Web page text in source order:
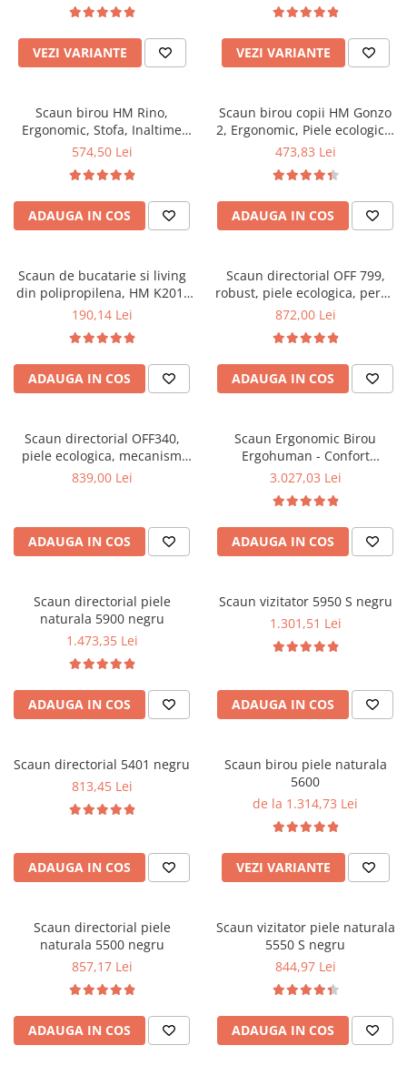
Mobilier hol
Mobila hol
Suporturi si rafturi pantofi
Pantofare
Seturi mobilier hol
Stender haine
Suport pentru umerase
Etajere
Cuiere
Mese gradinita
Scaune gradinita
Set mese si scaune gradinita
Mobila camera copii
Saltele patuturi copii
Paturi copii
Masa si scaune gradinita
VEZI VARIANTE VEZI VARIANTE
Scaun birou HM Rino,
Ergonomic, Stofa, Inaltime
reglabila, Mecanism
cm, Gri
574,50 Lei
ADAUGA IN COS
Scaun birou copii HM Gonzo
2, Ergonomic, Piele ecologica,
Inaltime ajustabila, Mecanism
473,83 Lei
ADAUGA IN COS
Scaun de bucatarie si living
din polipropilena, HM K201,
ergonomic, baza lemn masiv,
100 kg, alb
190,14 Lei
ADAUGA IN COS
Scaun directorial OFF 799,
robust, piele ecologica, perne
duble, baza cromata,
872,00 Lei
ADAUGA IN COS
Scaun directorial OFF340,
piele ecologica, mecanism
balans, robust, rabatabil 180
839,00 Lei
ADAUGA IN COS
Scaun Ergonomic Birou
Ergohuman - Confort
Premium, Reglaje Inteligente
Performanta la Birou
3.027,03 Lei
ADAUGA IN COS
Scaun directorial piele
naturala 5900 negru
1.473,35 Lei
ADAUGA IN COS
Scaun vizitator 5950 S negru
1.301,51 Lei
ADAUGA IN COS
Scaun directorial 5401 negru
813,45 Lei
ADAUGA IN COS
Scaun birou piele naturala
5600
de la 1.314,73 Lei
VEZI VARIANTE
Scaun directorial piele
naturala 5500 negru
857,17 Lei
ADAUGA IN COS
Scaun vizitator piele naturala
5550 S negru
844,97 Lei
ADAUGA IN COS